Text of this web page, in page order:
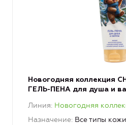
Новогодняя коллекция
ГЕЛЬ-ПЕНА для душа и
Линия Новогодняя
Назначение Все типы